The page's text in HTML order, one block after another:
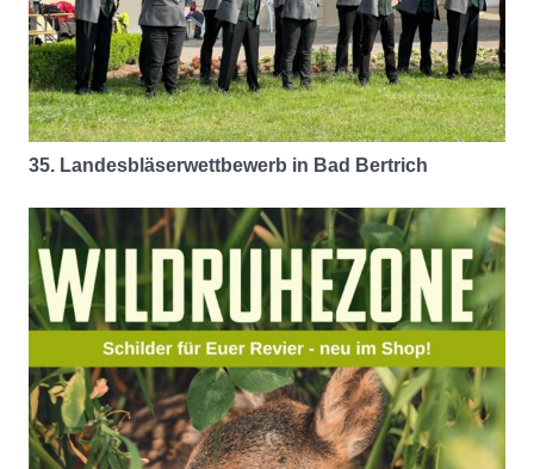
35. Landesbläserwettbewerb in Bad Bertrich